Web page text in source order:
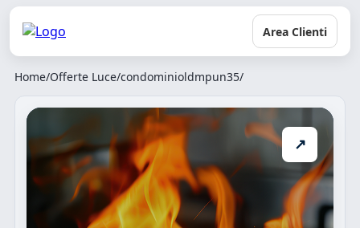
Area Clienti
Home/Offerte Luce/condominioldmpun35/
↗